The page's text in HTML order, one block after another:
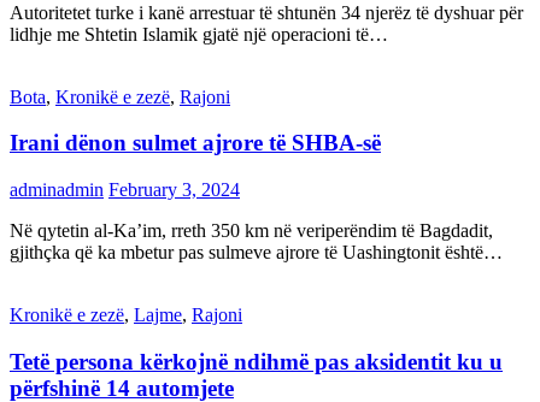
Autoritetet turke i kanë arrestuar të shtunën 34 njerëz të dyshuar për
lidhje me Shtetin Islamik gjatë një operacioni të…
Bota, Kronikë e zezë, Rajoni
Irani dënon sulmet ajrore të SHBA-së
adminadmin February 3, 2024
Në qytetin al-Ka’im, rreth 350 km në veriperëndim të Bagdadit,
gjithçka që ka mbetur pas sulmeve ajrore të Uashingtonit është…
Kronikë e zezë, Lajme, Rajoni
Tetë persona kërkojnë ndihmë pas aksidentit ku u
përfshinë 14 automjete